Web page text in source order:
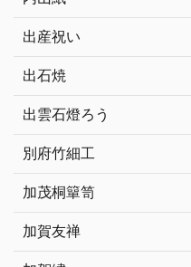
出産祝い
出石焼
出雲石燈ろう
別府竹細工
加茂桐簞笥
加賀友禅